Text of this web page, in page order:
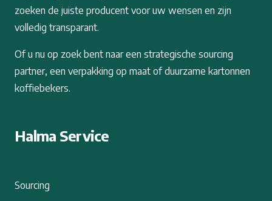
zoeken de juiste producent voor uw wensen en zijn
volledig transparant.
Of u nu op zoek bent naar een strategische sourcing
partner, een verpakking op maat of duurzame kartonnen
koffiebekers.
Halma Service
Sourcing